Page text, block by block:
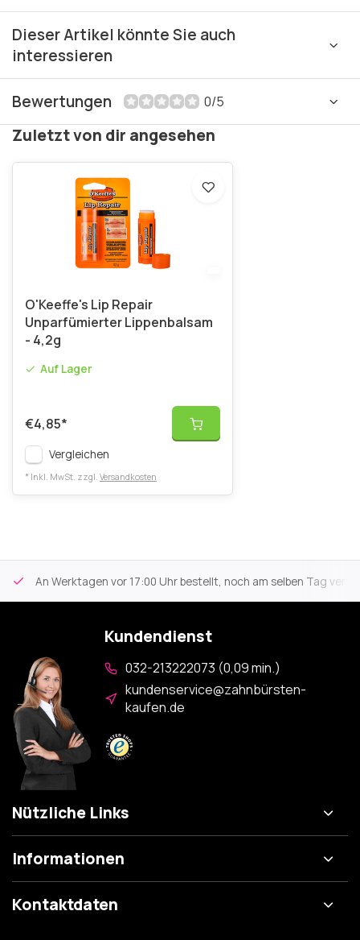
Dieser Artikel könnte Sie auch
interessieren
Bewertungen 0/5
Zuletzt von dir angesehen
O'Keeffe's Lip Repair
Unparfümierter Lippenbalsam
- 4,2g
Auf Lager
€4,85*
Vergleichen
* Inkl. MwSt. zzgl. Versandkosten
An Werktagen vor 17:00 Uhr bestellt, noch am selben Tag
Kundendienst
032-213222073 (0,09 min.)
kundenservice@zahnbürsten-
kaufen.de
Nützliche Links
Informationen
Kontaktdaten